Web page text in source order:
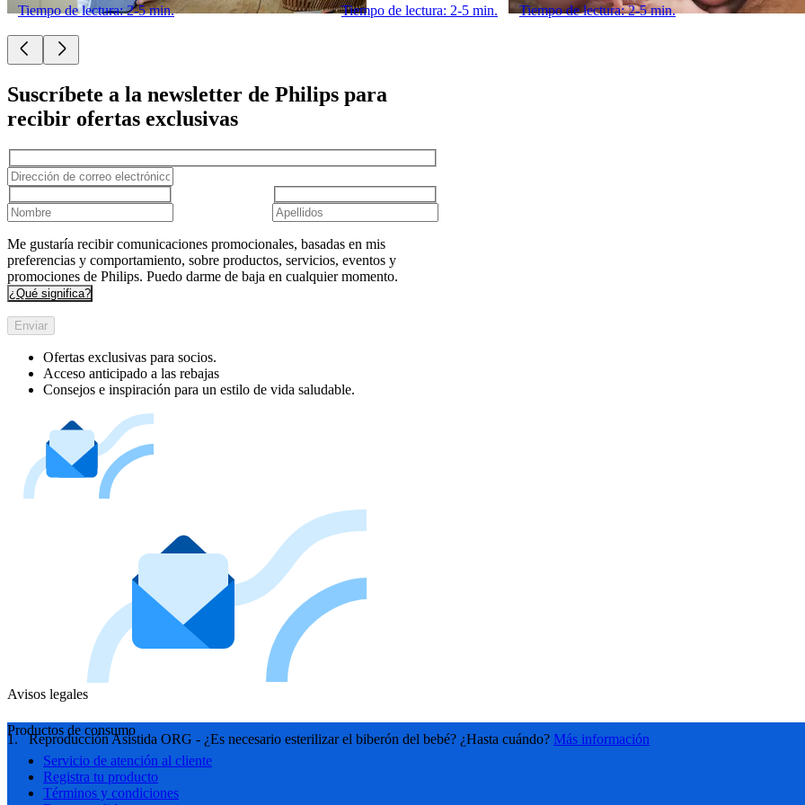
Tiempo de lectura: 2-5 min. Tiempo de lectura: 2-5 min. Tiempo de lectura: 2-5 min.
Suscríbete a la newsletter de Philips para
recibir ofertas exclusivas
Me gustaría recibir comunicaciones promocionales, basadas en mis
preferencias y comportamiento, sobre productos, servicios, eventos y
promociones de Philips. Puedo darme de baja en cualquier momento.
¿Qué significa?
Enviar
Ofertas exclusivas para socios.
Acceso anticipado a las rebajas
Consejos e inspiración para un estilo de vida saludable.
Avisos legales
Reproducción Asistida ORG - ¿Es necesario esterilizar el biberón del bebé? ¿Hasta cuándo? Más información
Productos de consumo
Servicio de atención al cliente
Registra tu producto
Términos y condiciones